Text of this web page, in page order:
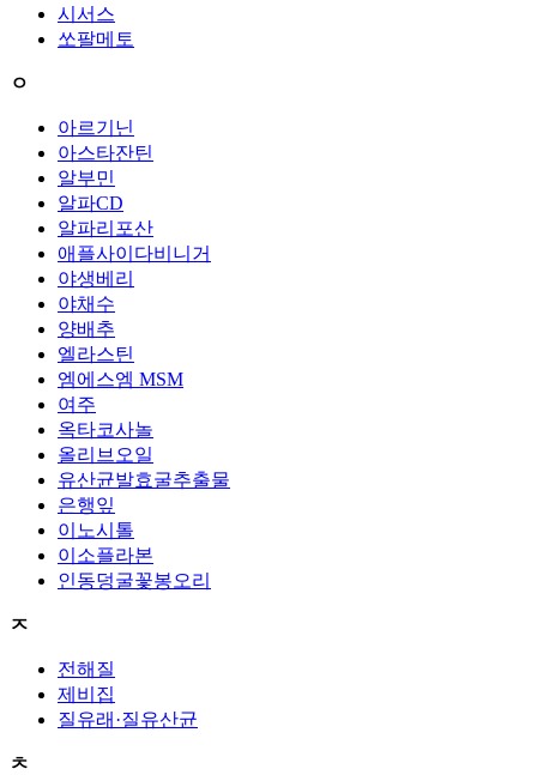
시서스
쏘팔메토
ㅇ
아르기닌
아스타잔틴
알부민
알파CD
알파리포산
애플사이다비니거
야생베리
야채수
양배추
엘라스틴
엠에스엠 MSM
여주
옥타코사놀
올리브오일
유산균발효굴추출물
은행잎
이노시톨
이소플라본
인동덩굴꽃봉오리
ㅈ
전해질
제비집
질유래·질유산균
ㅊ